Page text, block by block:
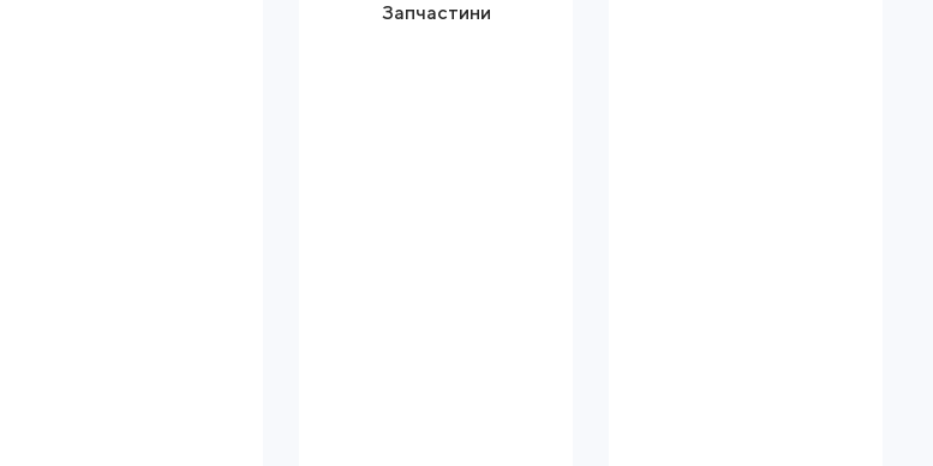
Запчастини